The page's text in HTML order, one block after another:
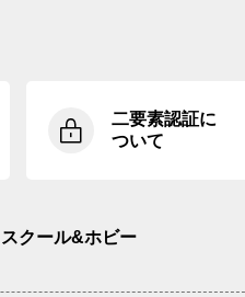
二要素認証に
ついて
スクール&ホビー